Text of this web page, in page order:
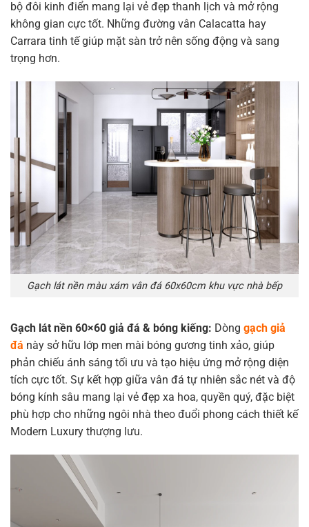
bộ đôi kinh điển mang lại vẻ đẹp thanh lịch và mở rộng
không gian cực tốt. Những đường vân Calacatta hay
Carrara tinh tế giúp mặt sàn trở nên sống động và sang
trọng hơn.
Gạch lát nền màu xám vân đá 60x60cm khu vực nhà bếp
Gạch lát nền 60×60 giả đá & bóng kiếng: Dòng gạch giả
đá này sở hữu lớp men mài bóng gương tinh xảo, giúp
phản chiếu ánh sáng tối ưu và tạo hiệu ứng mở rộng diện
tích cực tốt. Sự kết hợp giữa vân đá tự nhiên sắc nét và độ
bóng kính sâu mang lại vẻ đẹp xa hoa, quyền quý, đặc biệt
phù hợp cho những ngôi nhà theo đuổi phong cách thiết kế
Modern Luxury thượng lưu.